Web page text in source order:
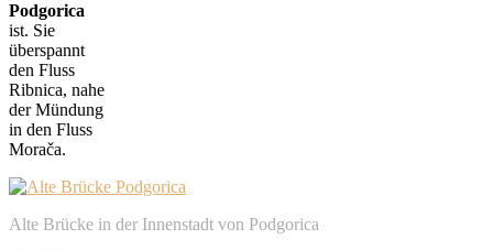
Podgorica
ist. Sie
überspannt
den Fluss
Ribnica, nahe
der Mündung
in den Fluss
Morača.
Alte Brücke in der Innenstadt von Podgorica